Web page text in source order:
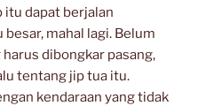
itu dapat berjalan
mahal lagi. Belum
dibongkar pasang,
tentang jip tua itu.
kendaraan yang tidak